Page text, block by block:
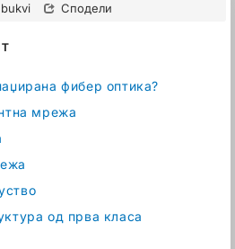
Сподели
фибер оптика?
мрежа
од прва класа